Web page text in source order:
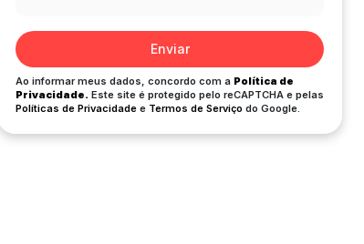
Enviar
Ao informar meus dados, concordo com a Política de
Privacidade. Este site é protegido pelo reCAPTCHA e pelas
Políticas de Privacidade e Termos de Serviço do Google.